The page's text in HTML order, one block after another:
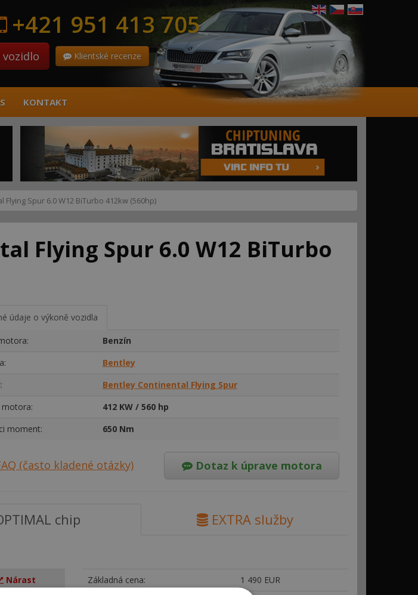
+421 951 413 705
Klientské recenze
KONTAKT
Spur 6.0 W12 BiTurbo 412kw (560hp)
Flying Spur 6.0 W12 BiTurbo
údaje o výkoně vozidla
Benzín
Bentley
Bentley Continental Flying Spur
motora:
412 KW / 560 hp
moment:
650 Nm
(často kladené otázky) Dotaz k úprave motora
chip EXTRA služby
Nárast
Základná cena: 1 490 EUR